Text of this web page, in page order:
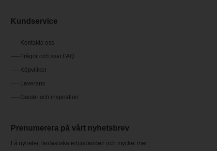
Kundservice
Kontakta oss
Frågor och svar FAQ
Köpvillkor
Leverans
Guider och inspiration
Prenumerera på vårt nyhetsbrev
Få nyheter, fantastiska erbjudanden och mycket mer